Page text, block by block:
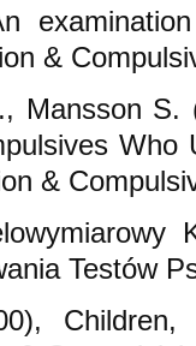
&
Mansson S.
&
Testów